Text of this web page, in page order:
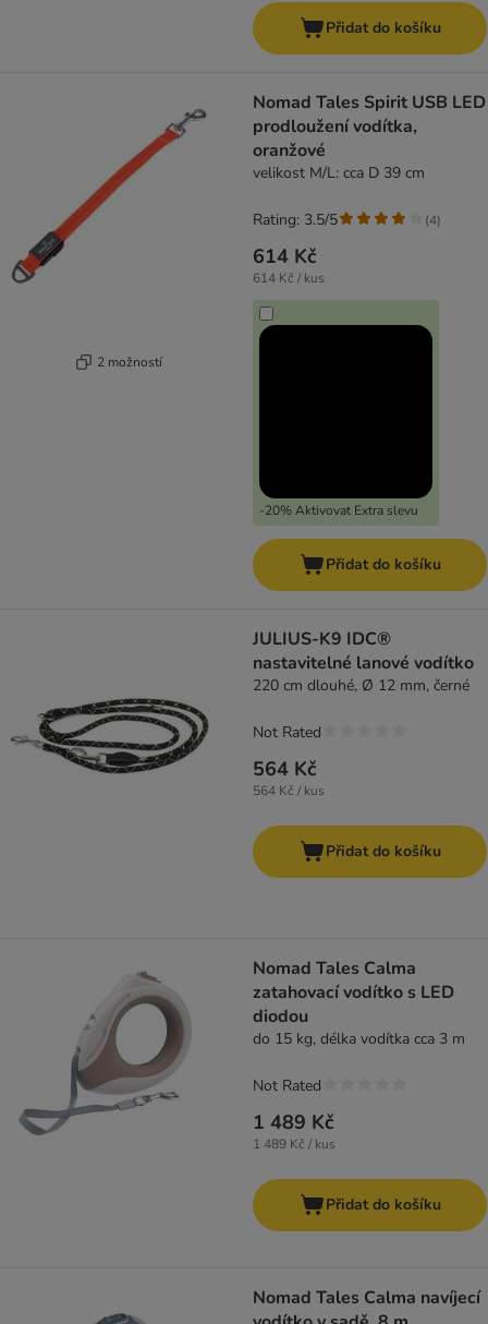
Přidat do košíku
2 možností
Nomad Tales Spirit USB LED
prodloužení vodítka,
oranžové
velikost M/L: cca D 39 cm
614 Kč
614 Kč / kus
-20% Aktivovat Extra slevu
Rating: 3.5/5 (4)
Přidat do košíku
JULIUS-K9 IDC®
nastavitelné lanové vodítko
220 cm dlouhé, Ø 12 mm, černé
564 Kč
564 Kč / kus
Not Rated
Přidat do košíku
Nomad Tales Calma
zatahovací vodítko s LED
diodou
do 15 kg, délka vodítka cca 3 m
1 489 Kč
1 489 Kč / kus
Not Rated
Přidat do košíku
Nomad Tales Calma navíjecí